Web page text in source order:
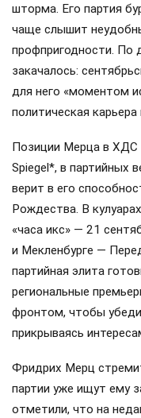
шторма. Его партия
чаще слышит
профпригодности. По
закачалось:
для него «моментом
политическая
Позиции Мерца в ХДС
Spiegel*, в партийных
верит в его
Рождества. В
«часа икс» — 21
и Мекленбурге —
партийная элита
региональные
фронтом, чтобы
прикрываясь
Фридрих Мерц
партии уже ищут ему
отметили, что на